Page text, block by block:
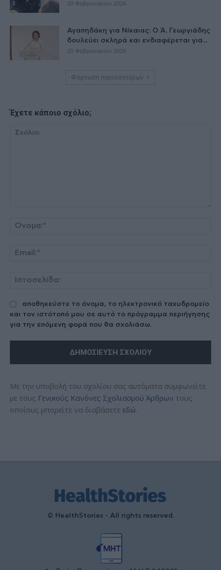
20 Φεβρουαρίου 2026
Αγαπηδάκη για Νίκαιας: Ο Ά. Γεωργιάδης
δουλεύει σκληρά και ενδιαφέρεται για...
20 Φεβρουαρίου 2026
Φόρτωση περισσοτέρων
Έχετε κάποιο σχόλιο;
αποθηκεύστε το όνομα, το ηλεκτρονικό ταχυδρομείο
και τον ιστότοπό μου σε αυτό το πρόγραμμα περιήγησης
για την επόμενη φορά που θα σχολιάσω.
Με την υποβολή του σχολίου σας αυτόματα συμφωνείτε
με τους Γενικούς Κανόνες Σχολιασμού Άρθρων τους
οποίους μπορείτε να διαβάσετε εδώ.
© HealthStories - All rights reserved.